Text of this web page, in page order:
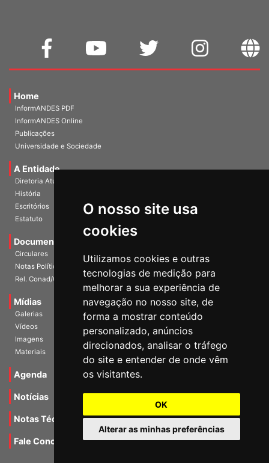
O nosso site usa
cookies
Utilizamos cookies e outras
tecnologias de medição para
melhorar a sua experiência de
navegação no nosso site, de
forma a mostrar conteúdo
personalizado, anúncios
direcionados, analisar o tráfego
do site e entender de onde vêm
os visitantes.
OK
Alterar as minhas preferências
Home
InformANDES PDF
InformANDES Online
Publicações
Universidade e Sociedade
A Entidade
Diretoria Atual
História
Escritórios
Estatuto
Documentos
Circulares
Notas Políticas
Rel. Conad/Congresso
Mídias
Galerias
Vídeos
Imagens
Materiais
Agenda
Notícias
Notas Técnicas
Fale Conocsco